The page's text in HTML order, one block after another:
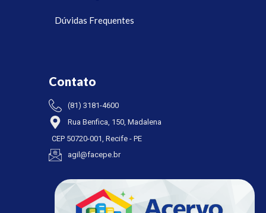
Dúvidas Frequentes
Contato
(81) 3181-4600
Rua Benfica, 150, Madalena
CEP 50720-001, Recife - PE
agil@facepe.br